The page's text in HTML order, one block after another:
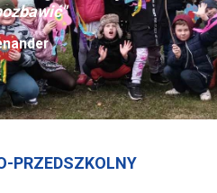
PRZEDSZKOLNY